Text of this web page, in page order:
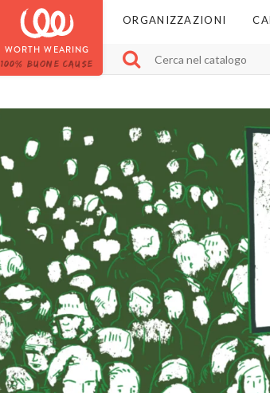
WORTH WEARING
100% BUONE CAUSE
ORGANIZZAZIONI